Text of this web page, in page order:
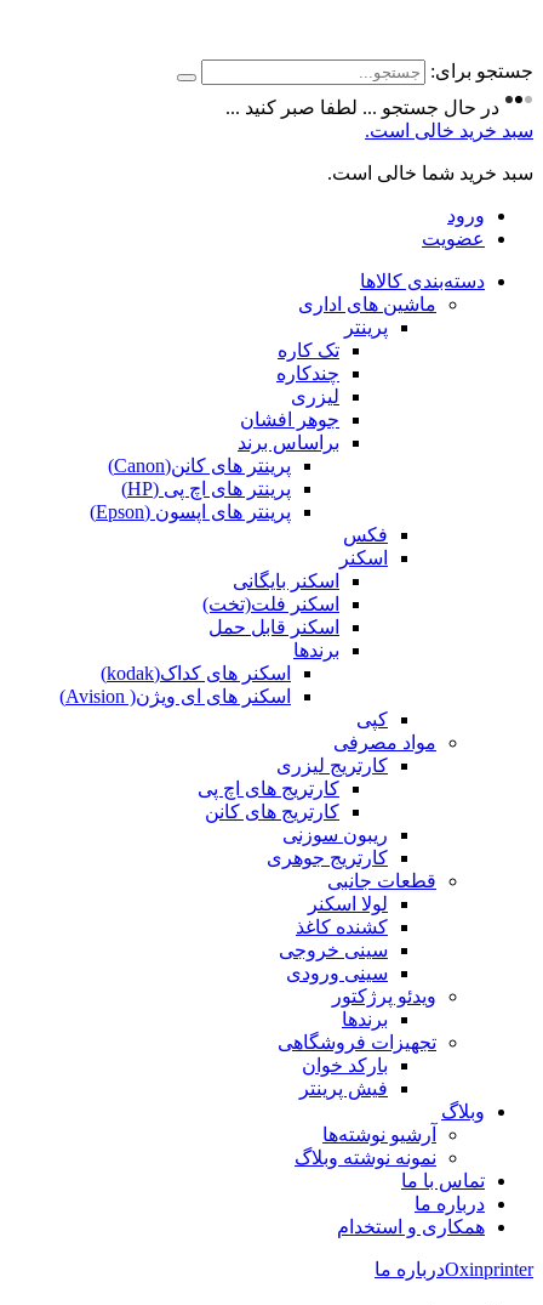
جستجو برای:
در حال جستجو ... لطفا صبر کنید ...
سبد خرید خالی است.
سبد خرید شما خالی است.
ورود
عضویت
دسته‌بندی کالاها
ماشین های اداری
پرینتر
تک کاره
چندکاره
لیزری
جوهر افشان
براساس برند
پرینتر های کانن(Canon)
پرینتر های اچ پی (HP)
پرینتر های اپسون (Epson)
فکس
اسکنر
اسکنر بایگانی
اسکنر فلت(تخت)
اسکنر قابل حمل
برندها
اسکنر های کداک(kodak)
اسکنر های ای ویژن( Avision)
کپی
مواد مصرفی
کارتریج لیزری
کارتریج های اچ پی
کارتریج های کانن
ریبون سوزنی
کارتریج جوهری
قطعات جانبی
لولا اسکنر
کشنده کاغذ
سینی خروجی
سینی ورودی
ویدئو پرژکتور
برندها
تجهیزات فروشگاهی
بارکد خوان
فیش پرینتر
وبلاگ
آرشیو نوشته‌ها
نمونه نوشته وبلاگ
تماس با ما
درباره ما
همکاری و استخدام
Oxinprinterدرباره ما